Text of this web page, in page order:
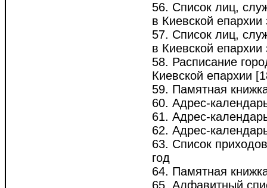
56. Список лиц,
в Киевской епархии
57. Список лиц,
в Киевской епархии
58. Расписание
Киевской епархии
59. Памятная
60. Адрес-
61. Адрес-
62. Адрес-
63. Список
год
64. Памятная
65. Алфавитный